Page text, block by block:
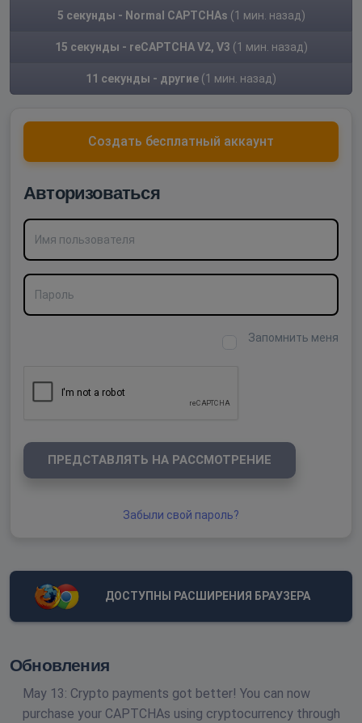
5 секунды - Normal CAPTCHAs (1 мин. назад)
15 секунды - reCAPTCHA V2, V3 (1 мин. назад)
11 секунды - другие (1 мин. назад)
Создать бесплатный аккаунт
Авторизоваться
Имя пользователя
Пароль
Запомнить меня
ПРЕДСТАВЛЯТЬ НА РАССМОТРЕНИЕ
Забыли свой пароль?
ДОСТУПНЫ РАСШИРЕНИЯ БРАУЗЕРА
Обновления
May 13: Crypto payments got better! You can now
purchase your CAPTCHAs using cryptocurrency through